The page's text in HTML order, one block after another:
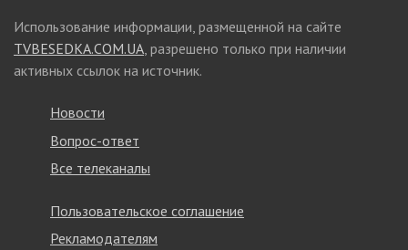
Использование информации, размещенной на сайте
TVBESEDKA.COM.UA , разрешено только при наличии
активных ссылок на источник.
Новости
Вопрос-ответ
Все телеканалы
Пользовательское соглашение
Рекламодателям